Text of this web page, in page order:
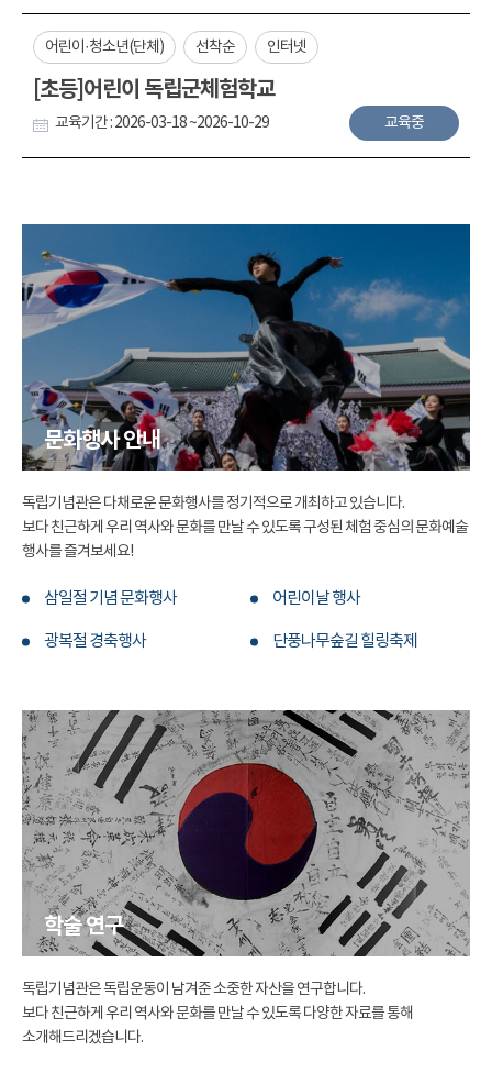
어린이·청소년(단체) 선착순 인터넷
[초등]어린이 독립군체험학교
교육기간 : 2026-03-18 ~2026-10-29 교육중
문화행사 안내
독립기념관은 다채로운 문화행사를 정기적으로 개최하고 있습니다.
보다 친근하게 우리 역사와 문화를 만날 수 있도록 구성된 체험 중심의 문화예술
행사를 즐겨보세요!
삼일절 기념 문화행사 어린이날 행사
광복절 경축행사 단풍나무숲길 힐링축제
학술 연구
독립기념관은 독립운동이 남겨준 소중한 자산을 연구합니다.
보다 친근하게 우리 역사와 문화를 만날 수 있도록 다양한 자료를 통해
소개해드리겠습니다.